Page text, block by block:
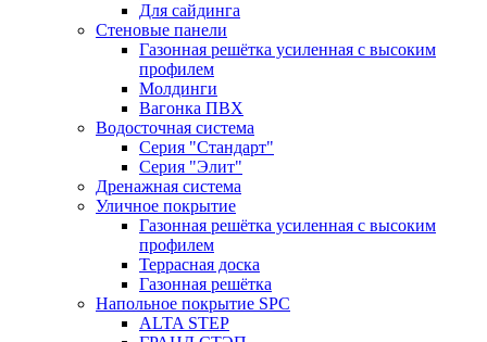
Для сайдинга
Стеновые панели
Газонная решётка усиленная с высоким
профилем
Молдинги
Вагонка ПВХ
Водосточная система
Серия "Стандарт"
Серия "Элит"
Дренажная система
Уличное покрытие
Газонная решётка усиленная с высоким
профилем
Террасная доска
Газонная решётка
Напольное покрытие SPC
ALTA STEP